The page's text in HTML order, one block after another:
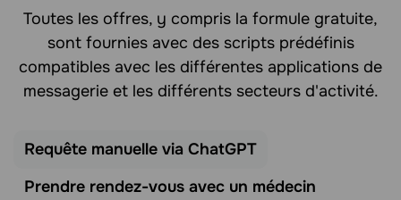
Toutes les offres, y compris la formule gratuite,
sont fournies avec des scripts prédéfinis
compatibles avec les différentes applications de
messagerie et les différents secteurs d'activité.
Requête manuelle via ChatGPT
Prendre rendez-vous avec un médecin